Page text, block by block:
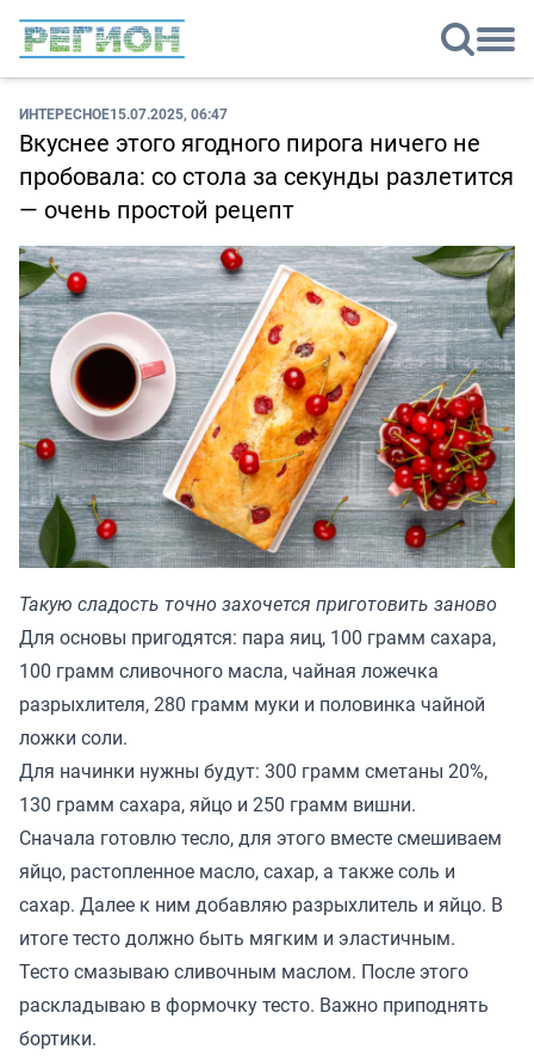
ИНТЕРЕСНОЕ15.07.2025, 06:47
Вкуснее этого ягодного пирога ничего не
пробовала: со стола за секунды разлетится
— очень простой рецепт
Такую сладость точно захочется приготовить заново
Для основы пригодятся: пара яиц, 100 грамм сахара,
100 грамм сливочного масла, чайная ложечка
разрыхлителя, 280 грамм муки и половинка чайной
ложки соли.
Для начинки нужны будут: 300 грамм сметаны 20%,
130 грамм сахара, яйцо и 250 грамм вишни.
Сначала готовлю тесло, для этого вместе смешиваем
яйцо, растопленное масло, сахар, а также соль и
сахар. Далее к ним добавляю разрыхлитель и яйцо. В
итоге тесто должно быть мягким и эластичным.
Тесто смазываю сливочным маслом. После этого
раскладываю в формочку тесто. Важно приподнять
бортики.